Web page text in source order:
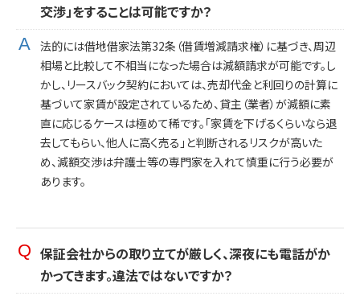
交渉」をすることは可能ですか？
法的には借地借家法第32条（借賃増減請求権）に基づき、周辺
相場と比較して不相当になった場合は減額請求が可能です。し
かし、リースバック契約においては、売却代金と利回りの計算に
基づいて家賃が設定されているため、貸主（業者）が減額に素
直に応じるケースは極めて稀です。「家賃を下げるくらいなら退
去してもらい、他人に高く売る」と判断されるリスクが高いた
め、減額交渉は弁護士等の専門家を入れて慎重に行う必要が
あります。
保証会社からの取り立てが厳しく、深夜にも電話がか
かってきます。違法ではないですか？